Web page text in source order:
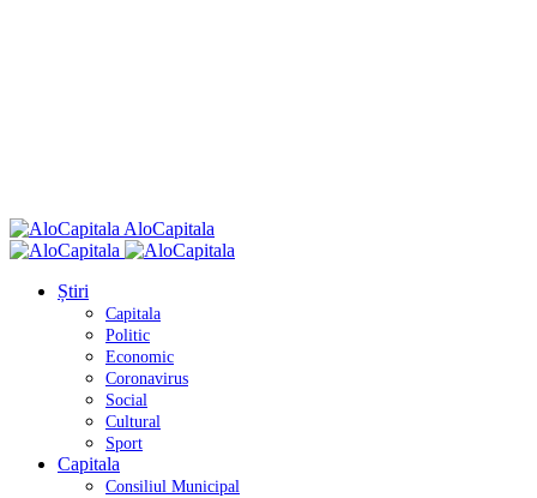
AloCapitala
Știri
Capitala
Politic
Economic
Coronavirus
Social
Cultural
Sport
Capitala
Consiliul Municipal